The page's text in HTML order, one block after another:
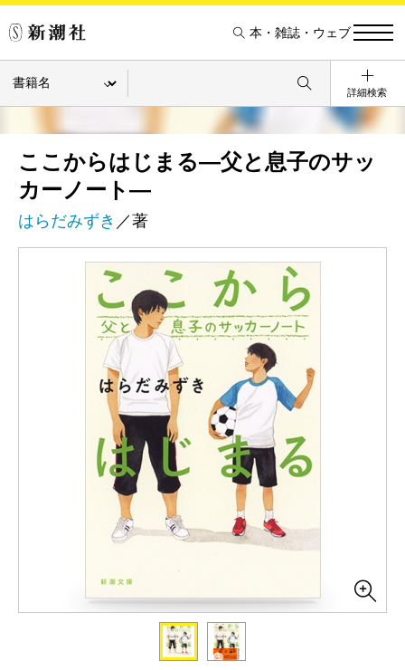
本・雑誌・ウェブ
詳細検索
ここからはじまる―父と息子のサッ
カーノート―
はらだみずき ／著